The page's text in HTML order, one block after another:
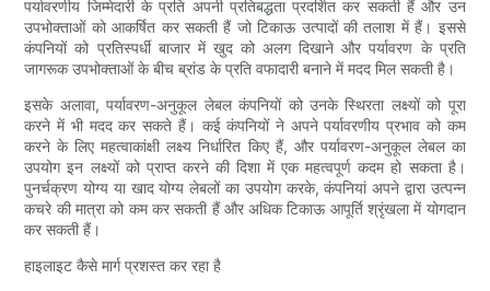
पर्यावरणीय जिम्मेदारी के प्रति अपनी प्रतिबद्धता प्रदर्शित कर सकती हैं और उन
उपभोक्ताओं को आकर्षित कर सकती हैं जो टिकाऊ उत्पादों की तलाश में हैं। इससे
कंपनियों को प्रतिस्पर्धी बाजार में खुद को अलग दिखाने और पर्यावरण के प्रति
जागरूक उपभोक्ताओं के बीच ब्रांड के प्रति वफादारी बनाने में मदद मिल सकती है।
इसके अलावा, पर्यावरण-अनुकूल लेबल कंपनियों को उनके स्थिरता लक्ष्यों को पूरा
करने में भी मदद कर सकते हैं। कई कंपनियों ने अपने पर्यावरणीय प्रभाव को कम
करने के लिए महत्वाकांक्षी लक्ष्य निर्धारित किए हैं, और पर्यावरण-अनुकूल लेबल का
उपयोग इन लक्ष्यों को प्राप्त करने की दिशा में एक महत्वपूर्ण कदम हो सकता है।
पुनर्चक्रण योग्य या खाद योग्य लेबलों का उपयोग करके, कंपनियां अपने द्वारा उत्पन्न
कचरे की मात्रा को कम कर सकती हैं और अधिक टिकाऊ आपूर्ति श्रृंखला में योगदान
कर सकती हैं।
हाइलाइट कैसे मार्ग प्रशस्त कर रहा है